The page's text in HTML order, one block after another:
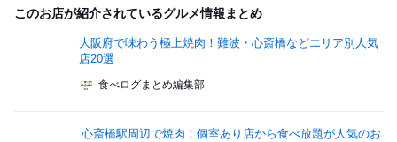
このお店が紹介されているグルメ情報まとめ
大阪府で味わう極上焼肉！難波・心斎橋などエリア別人気
店20選
食べログまとめ編集部
心斎橋駅周辺で焼肉！個室あり店から食べ放題が人気のお